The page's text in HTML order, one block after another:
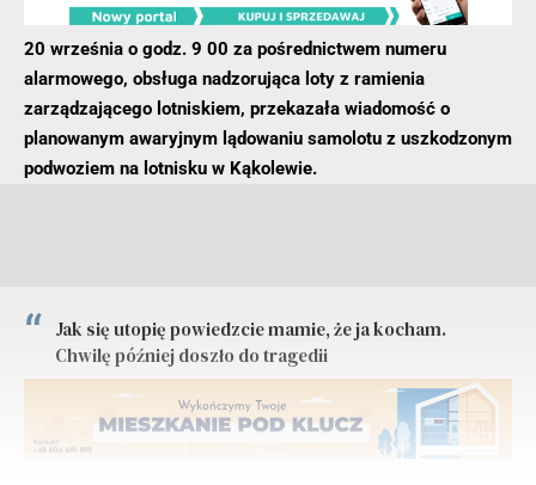
Jak się utopię powiedzcie mamie, że ja kocham.
Chwilę później doszło do tragedii
20 września o godz. 9 00 za pośrednictwem numeru
alarmowego, obsługa nadzorująca loty z ramienia
zarządzającego lotniskiem, przekazała wiadomość o
planowanym awaryjnym lądowaniu samolotu z uszkodzonym
podwoziem na lotnisku w Kąkolewie.